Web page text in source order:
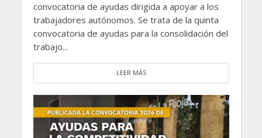
convocatoria de ayudas dirigida a apoyar a los
trabajadores autónomos. Se trata de la quinta
convocatoria de ayudas para la consolidación del
trabajo...
LEER MÁS